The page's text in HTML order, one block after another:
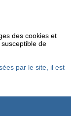
Wh
des cookies et
de
par le site, il est